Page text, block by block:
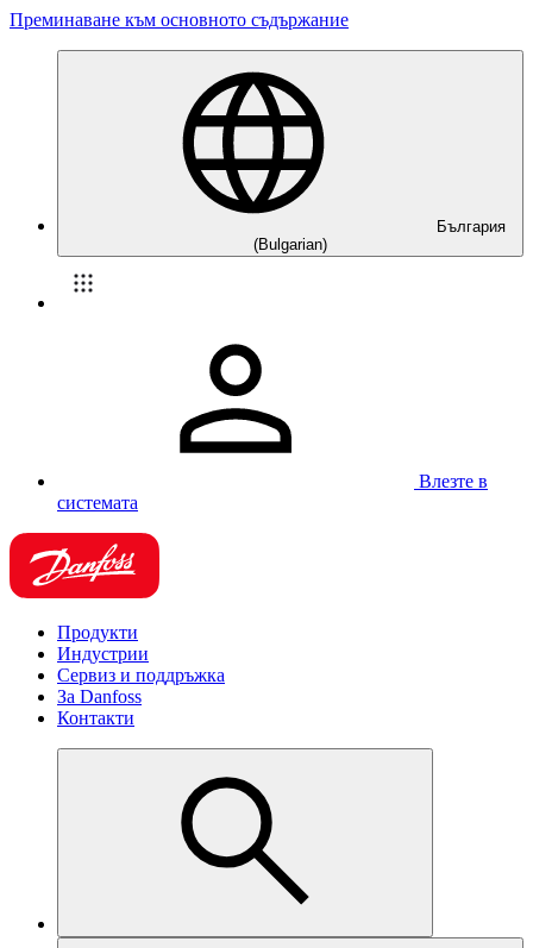
Преминаване към основното съдържание
България
(Bulgarian)
Влезте в
системата
Продукти
Индустрии
Сервиз и поддръжка
За Danfoss
Контакти